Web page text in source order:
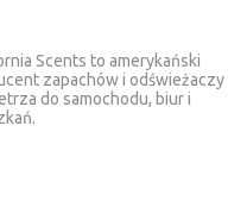
Scents to amerykański
zapachów i odświeżaczy
do samochodu, biur i